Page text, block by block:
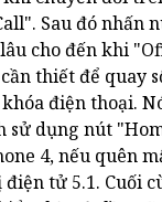
Sau đó nhấn
cho đến khi
thiết để quay
điện thoại.
sử dụng nút
4, nếu quên
tử 5.1. Cuối